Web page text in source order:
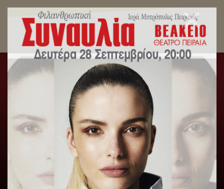
Μητροπολίτης Πειραιώς: «Η Εκκλησία κάνει
καθημερινά πράξη το μήνυμα του Χριστού, που
είναι μήνυμα αγάπης, και κοινωνίας»